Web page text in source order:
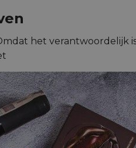
het verantwoordelijk